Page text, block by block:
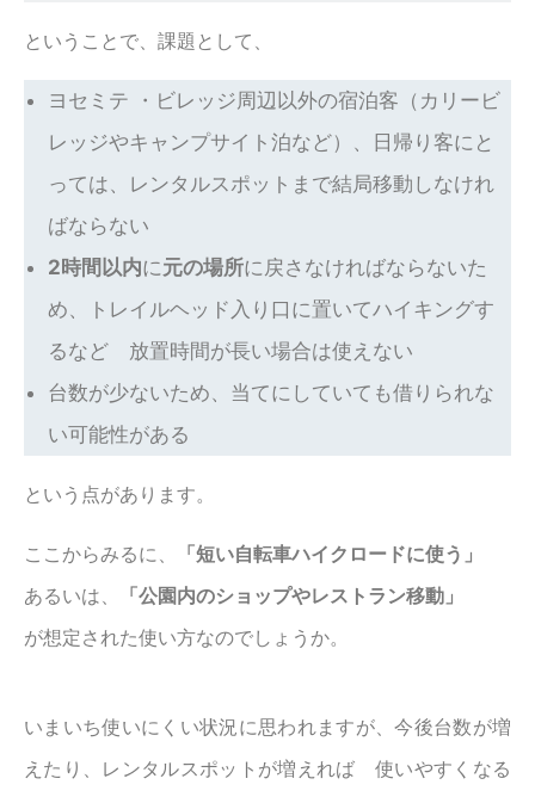
ということで、課題として、
ヨセミテ ・ビレッジ周辺以外の宿泊客（カリービ
レッジやキャンプサイト泊など）、日帰り客にと
っては、レンタルスポットまで結局移動しなけれ
ばならない
2時間以内に元の場所に戻さなければならないた
め、トレイルヘッド入り口に置いてハイキングす
るなど 放置時間が長い場合は使えない
台数が少ないため、当てにしていても借りられな
い可能性がある
という点があります。
ここからみるに、
「短い自転車ハイクロードに使う」
あるいは、
「公園内のショップやレストラン移動」
が想定された使い方なのでしょうか。
いまいち使いにくい状況に思われますが、今後台数が増
えたり、レンタルスポットが増えれば 使いやすくなる